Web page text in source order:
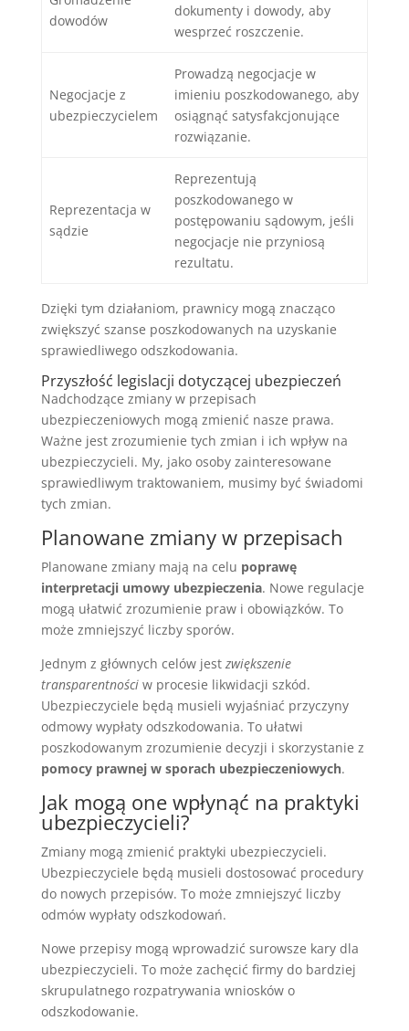
dowodów
dokumenty i dowody, aby
wesprzeć roszczenie.
Negocjacje z
ubezpieczycielem
Prowadzą negocjacje w
imieniu poszkodowanego, aby
osiągnąć satysfakcjonujące
rozwiązanie.
Reprezentacja w
sądzie
Reprezentują
poszkodowanego w
postępowaniu sądowym, jeśli
negocjacje nie przyniosą
rezultatu.
Dzięki tym działaniom, prawnicy mogą znacząco
zwiększyć szanse poszkodowanych na uzyskanie
sprawiedliwego odszkodowania.
Przyszłość legislacji dotyczącej ubezpieczeń
Nadchodzące zmiany w przepisach
ubezpieczeniowych mogą zmienić nasze prawa.
Ważne jest zrozumienie tych zmian i ich wpływ na
ubezpieczycieli. My, jako osoby zainteresowane
sprawiedliwym traktowaniem, musimy być świadomi
tych zmian.
Planowane zmiany w przepisach
Planowane zmiany mają na celu poprawę
interpretacji umowy ubezpieczenia. Nowe regulacje
mogą ułatwić zrozumienie praw i obowiązków. To
może zmniejszyć liczby sporów.
Jednym z głównych celów jest zwiększenie
transparentnościw procesie likwidacji szkód.
Ubezpieczyciele będą musieli wyjaśniać przyczyny
odmowy wypłaty odszkodowania. To ułatwi
poszkodowanym zrozumienie decyzji i skorzystanie z
pomocy prawnej w sporach ubezpieczeniowych.
Jak mogą one wpłynąć na praktyki
ubezpieczycieli?
Zmiany mogą zmienić praktyki ubezpieczycieli.
Ubezpieczyciele będą musieli dostosować procedury
do nowych przepisów. To może zmniejszyć liczby
odmów wypłaty odszkodowań.
Nowe przepisy mogą wprowadzić surowsze kary dla
ubezpieczycieli. To może zachęcić firmy do bardziej
skrupulatnego rozpatrywania wniosków o
odszkodowanie.